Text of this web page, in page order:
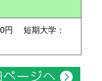
円 短期大学：